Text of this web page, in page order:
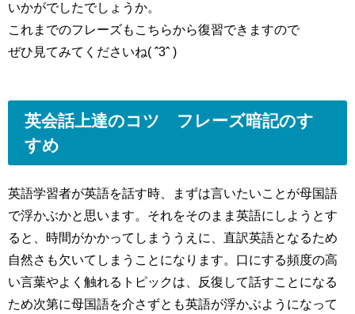
いかがでしたでしょうか。
これまでのフレーズもこちらから復習できますので
ぜひ見てみてくださいね( ˆ3ˆ )
英会話上達のコツ フレーズ暗記のす
すめ
英語学習者が英語を話す時、まずは言いたいことが母国語
で浮かぶかと思います。それをそのまま英語にしようとす
ると、時間がかかってしまううえに、直訳英語となるため
自然さも欠いてしまうことになります。口にする頻度の高
い言葉やよく触れるトピックは、反復して話すことになる
ため次第に母国語を介さずとも英語が浮かぶようになって